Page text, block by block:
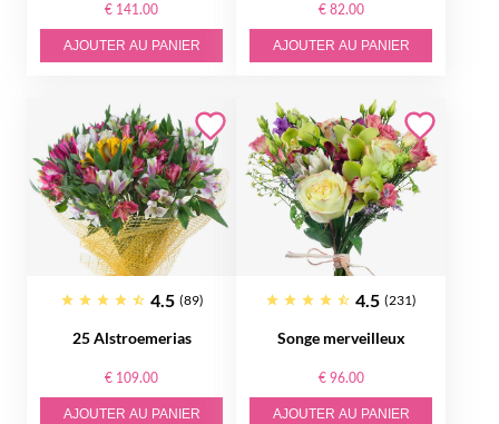
€ 141.00
AJOUTER AU PANIER
€ 82.00
AJOUTER AU PANIER
4.5 (89)
25 Alstroemerias
€ 109.00
AJOUTER AU PANIER
4.5 (231)
Songe merveilleux
€ 96.00
AJOUTER AU PANIER